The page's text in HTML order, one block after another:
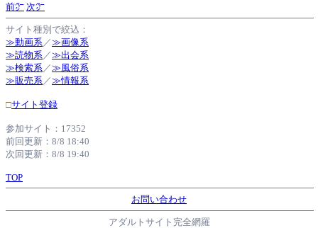
前㌻ 次㌻
サイト種別で絞込：
≫動画系 ／≫画像系
≫読物系 ／≫出会系
≫検索系 ／≫風俗系
≫販売系 ／≫情報系
□サイト登録
参加サイト：17352
前回更新：8/8 18:40
次回更新：8/8 19:40
TOP
お問い合わせ
アダルトサイト完全網羅